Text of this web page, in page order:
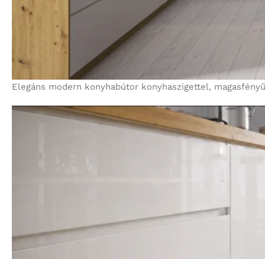
Elegáns modern konyhabútor konyhaszigettel,